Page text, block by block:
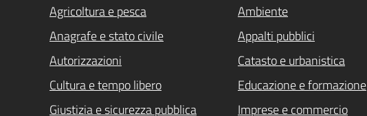
Agricoltura e pesca
Ambiente
Anagrafe e stato civile
Appalti pubblici
Autorizzazioni
Catasto e urbanistica
Cultura e tempo libero
Educazione e formazione
Giustizia e sicurezza pubblica
Imprese e commercio